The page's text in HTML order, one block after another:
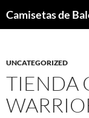
UNCATEGORIZED
TIENDA